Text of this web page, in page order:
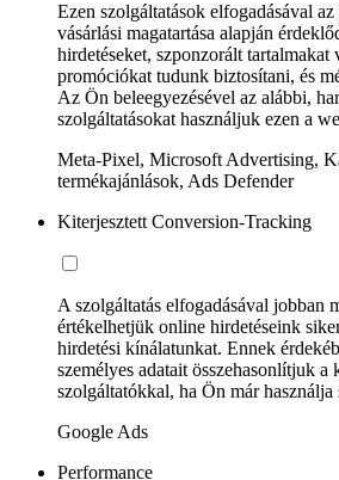
Ezen szolgáltatások elfogadásával
vásárlási magatartása alapján
hirdetéseket, szponzorált tartalmakat
promóciókat tudunk biztosítani, és
Az Ön beleegyezésével az alábbi,
szolgáltatásokat használjuk ezen a
Meta-Pixel, Microsoft Advertising,
termékajánlások, Ads Defender
Kiterjesztett Conversion-Tracking
A szolgáltatás elfogadásával jobban
értékelhetjük online hirdetéseink
hirdetési kínálatunkat. Ennek
személyes adatait összehasonlítjuk a
szolgáltatókkal, ha Ön már használja
Google Ads
Performance